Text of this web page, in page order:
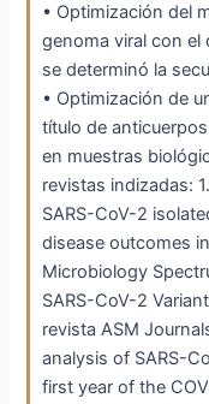
• Optimización del
genoma viral con el
se determinó la
• Optimización de
título de
en muestras
revistas indizadas:
SARS-CoV-2
disease outcomes
Microbiology
SARS-CoV-2
revista ASM
analysis of SARS-
first year of the